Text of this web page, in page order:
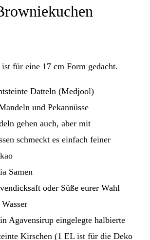
ist für eine 17 cm Form gedacht.
Datteln (Medjool)
und Pekannüsse
gehen auch, aber mit
schmeckt es einfach feiner
Samen
oder Süße eurer Wahl
Agavensirup eingelegte halbierte
Kirschen (1 EL ist für die Deko